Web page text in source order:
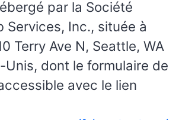
par la Société
Services, Inc., située à
Terry Ave N, Seattle, WA
Unis, dont le formulaire de
avec le lien